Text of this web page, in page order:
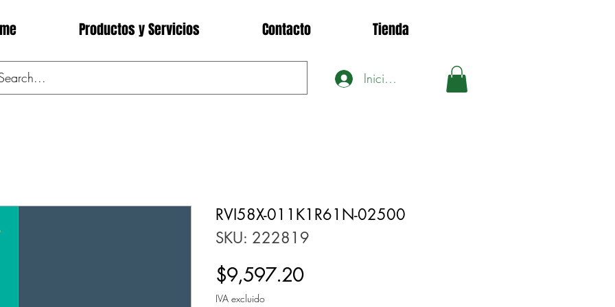
Productos y Servicios Contacto Tienda
Iniciar sesión
RVI58X-011K1R61N-02500
SKU: 222819
$9,597.20Precio
IVA excluido